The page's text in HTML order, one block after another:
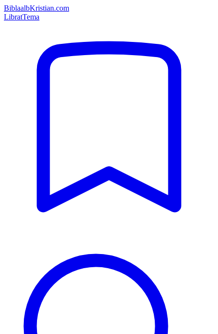
BiblaalbKristian.com
LibratTema